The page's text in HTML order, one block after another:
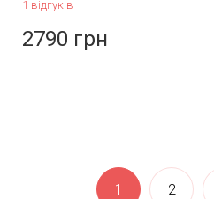
1 відгуків
2790 грн
1 2